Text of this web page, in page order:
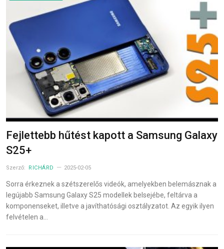
Fejlettebb hűtést kapott a Samsung Galaxy
S25+
Szerző: RICHÁRD 2025-02-05
Sorra érkeznek a szétszerelős videók, amelyekben belemásznak a
legújabb Samsung Galaxy S25 modellek belsejébe, feltárva a
komponenseket, illetve a javíthatósági osztályzatot. Az egyik ilyen
felvételen a…